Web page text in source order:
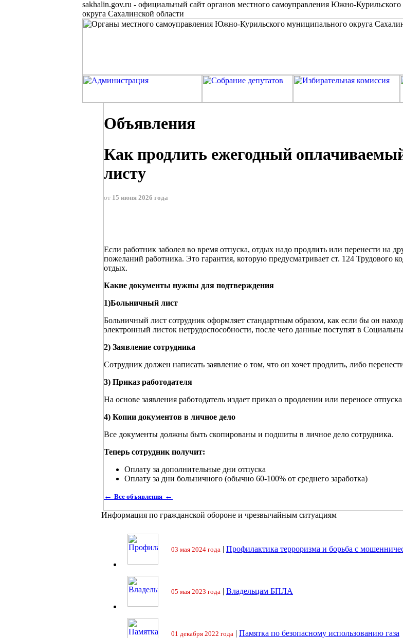
sakhalin.gov.ru - официальный сайт органов местного самоуправления Южно-
округа Сахалинской области
Объявления
Как продлить ежегодный
листу
от 15 июня 2026 года
Если работник заболел во время отпуска, отдых надо продлить или перенести на
пожеланий работника. Это гарантия, которую предусматривает ст. 124 Трудового
отдых.
Какие документы нужны для подтверждения
1)Больничный лист
Больничный лист сотрудник оформляет стандартным образом, как если бы он
электронный листок нетрудоспособности, после чего данные поступят в
2) Заявление сотрудника
Сотрудник должен написать заявление о том, что он хочет продлить, либо
3) Приказ работодателя
На основе заявления работодатель издает приказ о продлении или переносе отпуска
4) Копии документов в личное дело
Все документы должны быть скопированы и подшиты в личное дело сотрудника.
Теперь сотрудник получит:
Оплату за дополнительные дни отпуска
Оплату за дни больничного (обычно 60-100% от среднего заработка)
← Все объявления ←
Информация по гражданской обороне и чрезвычайным ситуациям
03 мая 2024 года | Профилактика терроризма и борьба с
05 мая 2023 года | Владельцам БПЛА
01 декабря 2022 года | Памятка по безопасному использованию газа